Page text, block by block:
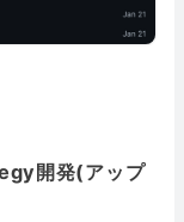
開発(アップ